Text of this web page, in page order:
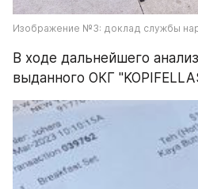
Изображение №3: доклад службы
В ходе дальнейшего
выданного ОКГ